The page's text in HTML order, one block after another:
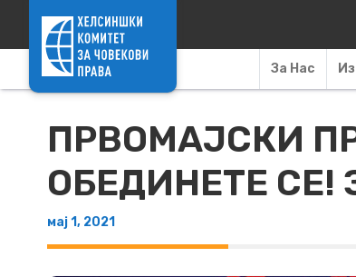
За Нас
ПРВОМАЈСКИ
ОБЕДИНЕТЕ
мај 1, 2021